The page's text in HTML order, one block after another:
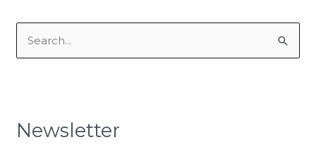
c
Newsletter